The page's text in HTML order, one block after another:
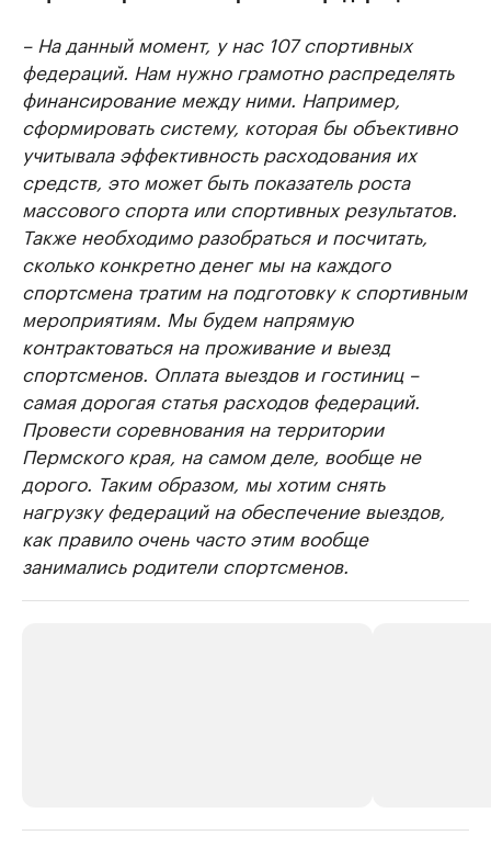
– На данный момент, у нас 107 спортивных
федераций. Нам нужно грамотно распределять
финансирование между ними. Например,
сформировать систему, которая бы объективно
учитывала эффективность расходования их
средств, это может быть показатель роста
массового спорта или спортивных результатов.
Также необходимо разобраться и посчитать,
сколько конкретно денег мы на каждого
спортсмена тратим на подготовку к спортивным
мероприятиям. Мы будем напрямую
контрактоваться на проживание и выезд
спортсменов. Оплата выездов и гостиниц –
самая дорогая статья расходов федераций.
Провести соревнования на территории
Пермского края, на самом деле, вообще не
дорого. Таким образом, мы хотим снять
нагрузку федераций на обеспечение выездов,
как правило очень часто этим вообще
занимались родители спортсменов.